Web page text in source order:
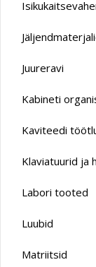
Juureravi
Kabineti
Kaviteedi
Klaviatuurid ja
Labori tooted
Luubid
Matriitsid